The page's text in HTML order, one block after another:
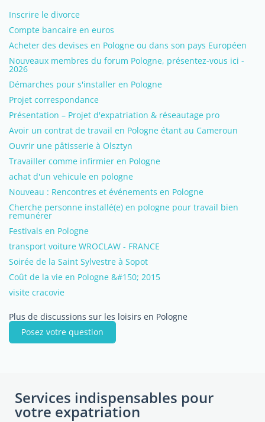
Inscrire le divorce
Compte bancaire en euros
Acheter des devises en Pologne ou dans son pays Européen
Nouveaux membres du forum Pologne, présentez-vous ici -
2026
Démarches pour s'installer en Pologne
Projet correspondance
Présentation – Projet d'expatriation & réseautage pro
Avoir un contrat de travail en Pologne étant au Cameroun
Ouvrir une pâtisserie à Olsztyn
Travailler comme infirmier en Pologne
achat d'un vehicule en pologne
Nouveau : Rencontres et événements en Pologne
Cherche personne installé(e) en pologne pour travail bien
remunérer
Festivals en Pologne
transport voiture WROCLAW - FRANCE
Soirée de la Saint Sylvestre à Sopot
Coût de la vie en Pologne &#150; 2015
visite cracovie
Plus de discussions sur les loisirs en Pologne
Posez votre question
Services indispensables pour
votre expatriation